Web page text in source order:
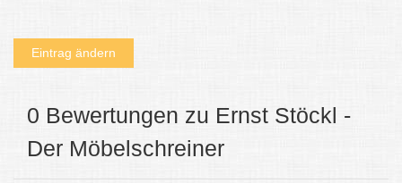
Eintrag ändern
0 Bewertungen zu Ernst Stöckl -
Der Möbelschreiner